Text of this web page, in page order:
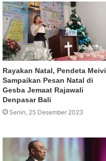
Rayakan Natal, Pendeta Meivi
Sampaikan Pesan Natal di
Gesba Jemaat Rajawali
Denpasar Bali
Senin, 25 Desember 2023